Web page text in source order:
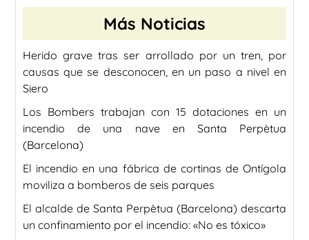
Más Noticias
Herido grave tras ser arrollado por un tren, por
causas que se desconocen, en un paso a nivel en
Siero
Los Bombers trabajan con 15 dotaciones en un
incendio de una nave en Santa Perpètua
(Barcelona)
El incendio en una fábrica de cortinas de Ontígola
moviliza a bomberos de seis parques
El alcalde de Santa Perpètua (Barcelona) descarta
un confinamiento por el incendio: «No es tóxico»